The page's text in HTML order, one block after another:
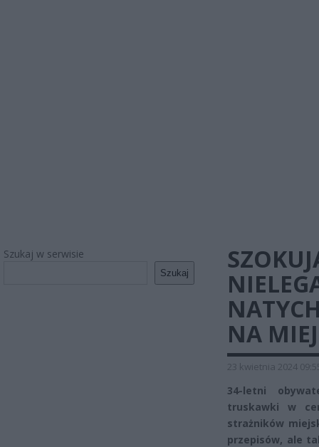
Szukaj w serwisie
Szukaj
NA
23 kwietnia 2024
34-letni
truskawki w
strażników
przepisów, ale